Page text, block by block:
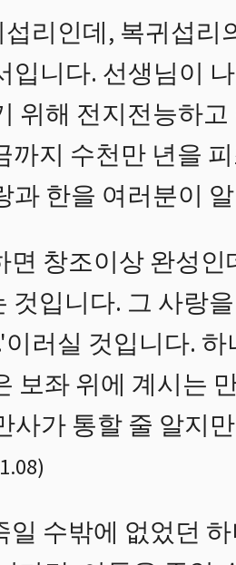
리인데, 복귀섭리
입니다. 선생님이
위해 전지전능하
지 수천만 년을
한을 여러분이
창조이상 완성
입니다. 그 사랑
러실 것입니다.
보좌 위에 계시는
사가 통할 줄 알지
)
수밖에 없었던